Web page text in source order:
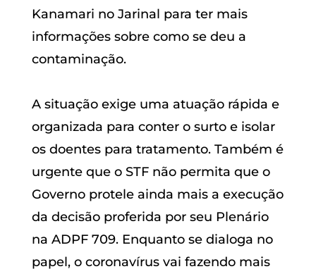
Kanamari no Jarinal para ter mais
informações sobre como se deu a
contaminação.
A situação exige uma atuação rápida e
organizada para conter o surto e isolar
os doentes para tratamento. Também é
urgente que o STF não permita que o
Governo protele ainda mais a execução
da decisão proferida por seu Plenário
na ADPF 709. Enquanto se dialoga no
papel, o coronavírus vai fazendo mais